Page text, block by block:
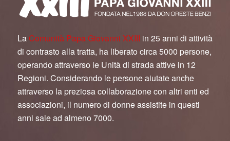
La Comunità Papa Giovanni XXIII in 25 anni di attività
di contrasto alla tratta, ha liberato circa 5000 persone,
operando attraverso le Unità di strada attive in 12
Regioni. Considerando le persone aiutate anche
attraverso la preziosa collaborazione con altri enti ed
associazioni, il numero di donne assistite in questi
anni sale ad almeno 7000.